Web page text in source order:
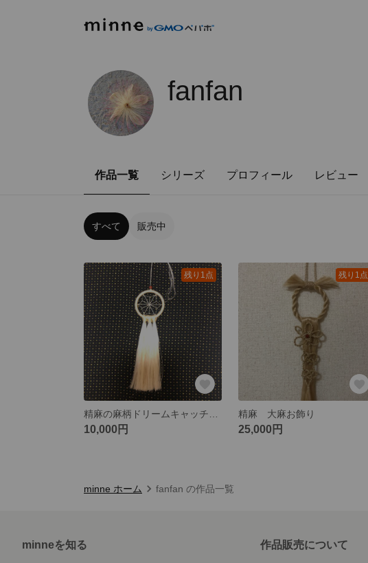
fanfan
作品一覧 シリーズ プロフィール レビュー
すべて 販売中
残り1点
10,000円
残り1点
精麻 大麻お飾り
25,000円
minne ホーム fanfan の作品一覧
minneを知る 作品販売について